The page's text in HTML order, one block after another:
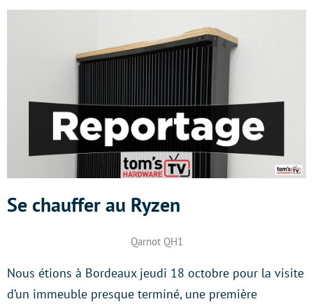
Se chauffer au Ryzen
Qarnot QH1
Nous étions à Bordeaux jeudi 18 octobre pour la visite
d’un immeuble presque terminé, une première